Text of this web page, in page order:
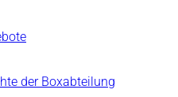
der Boxabteilung